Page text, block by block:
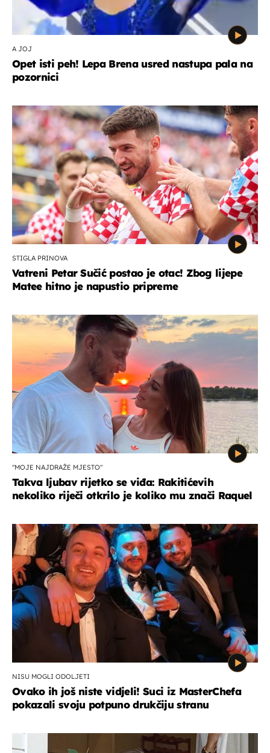
A JOJ
Opet isti peh! Lepa Brena usred nastupa pala na
pozornici
STIGLA PRINOVA
Vatreni Petar Sučić postao je otac! Zbog lijepe
Matee hitno je napustio pripreme
"MOJE NAJDRAŽE MJESTO"
Takva ljubav rijetko se viđa: Rakitićevih
nekoliko riječi otkrilo je koliko mu znači Raquel
NISU MOGLI ODOLJETI
Ovako ih još niste vidjeli! Suci iz MasterChefa
pokazali svoju potpuno drukčiju stranu